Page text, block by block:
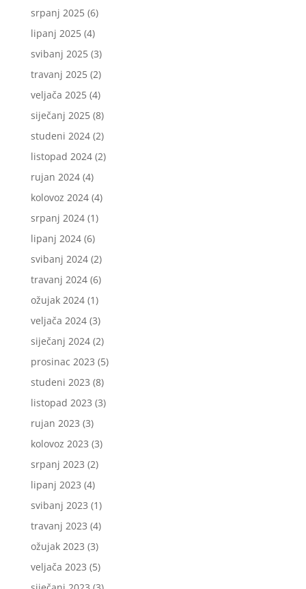
srpanj 2025(6)
lipanj 2025(4)
svibanj 2025(3)
travanj 2025(2)
veljača 2025(4)
siječanj 2025(8)
studeni 2024(2)
listopad 2024(2)
rujan 2024(4)
kolovoz 2024(4)
srpanj 2024(1)
lipanj 2024(6)
svibanj 2024(2)
travanj 2024(6)
ožujak 2024(1)
veljača 2024(3)
siječanj 2024(2)
prosinac 2023 (5)
studeni 2023 (8)
listopad 2023 (3)
rujan 2023 (3)
kolovoz 2023 (3)
srpanj 2023 (2)
lipanj 2023 (4)
svibanj 2023 (1)
travanj 2023 (4)
ožujak 2023 (3)
veljača 2023 (5)